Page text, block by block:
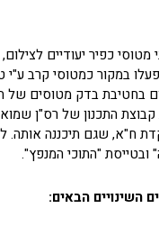
הופעלו במקור כמטוסי קרב
בחטיבת בדק מטוסים של
התכנון של רס"ן
ח"א, שגם תיכננה אותה.
ובטייסת "התוכי המנפץ".
השינויים הבאים: